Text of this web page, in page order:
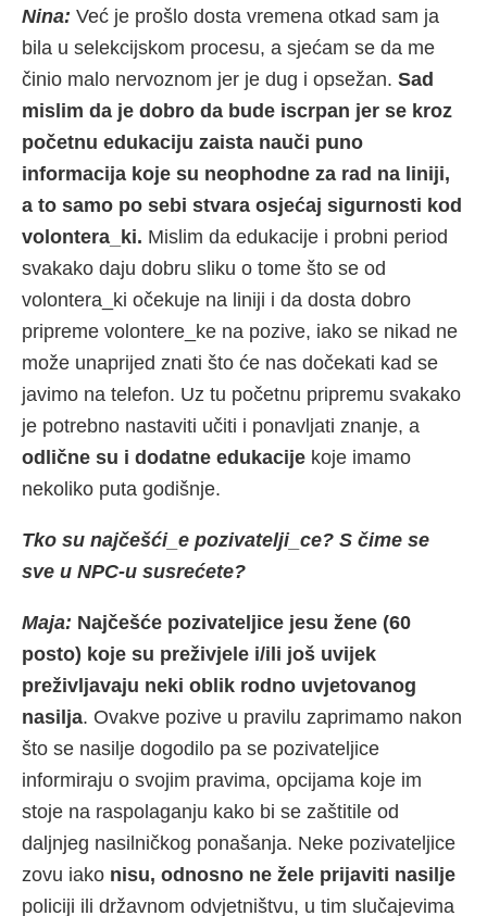
Nina: Već je prošlo dosta vremena otkad sam ja
bila u selekcijskom procesu, a sjećam se da me
činio malo nervoznom jer je dug i opsežan. Sad
mislim da je dobro da bude iscrpan jer se kroz
početnu edukaciju zaista nauči puno
informacija koje su neophodne za rad na liniji,
a to samo po sebi stvara osjećaj sigurnosti kod
volontera_ki. Mislim da edukacije i probni period
svakako daju dobru sliku o tome što se od
volontera_ki očekuje na liniji i da dosta dobro
pripreme volontere_ke na pozive, iako se nikad ne
može unaprijed znati što će nas dočekati kad se
javimo na telefon. Uz tu početnu pripremu svakako
je potrebno nastaviti učiti i ponavljati znanje, a
odlične su i dodatne edukacije koje imamo
nekoliko puta godišnje.
Tko su najčešći_e pozivatelji_ce? S čime se
sve u NPC-u susrećete?
Maja: Najčešće pozivateljice jesu žene (60
posto) koje su preživjele i/ili još uvijek
preživljavaju neki oblik rodno uvjetovanog
nasilja. Ovakve pozive u pravilu zaprimamo nakon
što se nasilje dogodilo pa se pozivateljice
informiraju o svojim pravima, opcijama koje im
stoje na raspolaganju kako bi se zaštitile od
daljnjeg nasilničkog ponašanja. Neke pozivateljice
zovu iako nisu, odnosno ne žele prijaviti nasilje
policiji ili državnom odvjetništvu, u tim slučajevima